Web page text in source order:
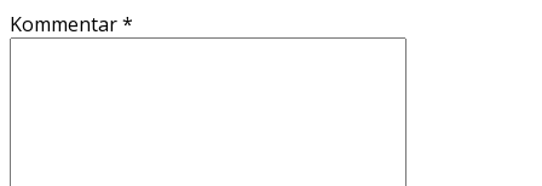
Kommentar*